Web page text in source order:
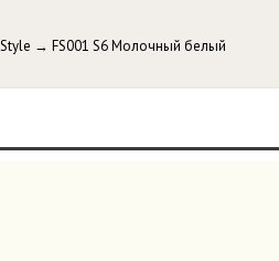
→ FS001 S6 Молочный белый